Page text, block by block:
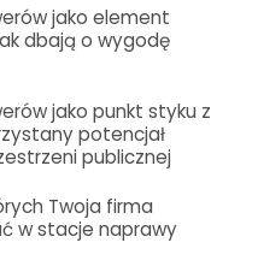
jako element
dbają o wygodę
jako punkt styku z
potencjał
publicznej
Twoja firma
w stacje naprawy